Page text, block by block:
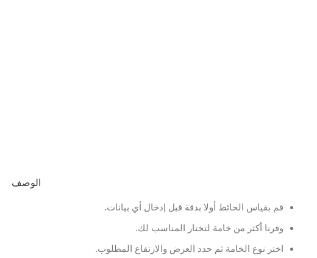
الوصف
قم بقياس الحائط أولا بدقة قبل إدخال أي بيانات.
وفرنا أكثر من خامة لتختار المناسب لك.
اختر نوع الخامة ثم حدد العرض والارتفاع المطلوب.